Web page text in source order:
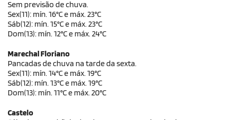
Sem previsão de chuva.
Sex(11): mín. 16°C e máx. 23°C
Sáb(12): mín. 15°C e máx. 23°C
Dom(13): mín. 12°C e máx. 24°C
Marechal Floriano
Pancadas de chuva na tarde da sexta.
Sex(11): mín. 14°C e máx. 19°C
Sáb(12): mín. 13°C e máx. 19°C
Dom(13): mín. 11°C e máx. 20°C
Castelo